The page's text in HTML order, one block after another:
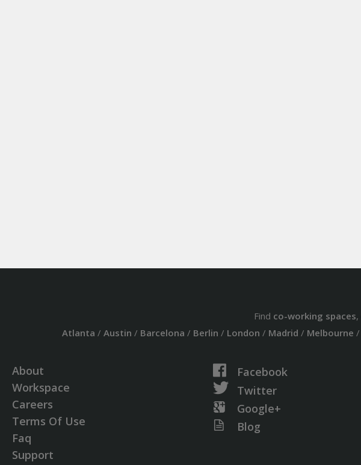
Find co-working spaces,
Atlanta / Austin / Barcelona / Berlin / London / Madrid / Melbourne /
About
Workspace
Careers
Terms Of Use
Faq
Support
Facebook
Twitter
Google+
Blog